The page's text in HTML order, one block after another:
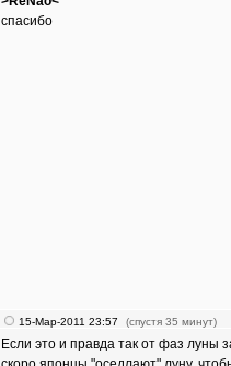
спасибо
15-Мар-2011 23:57 (спустя 35 минут)
Если это и правда так от фаз луны